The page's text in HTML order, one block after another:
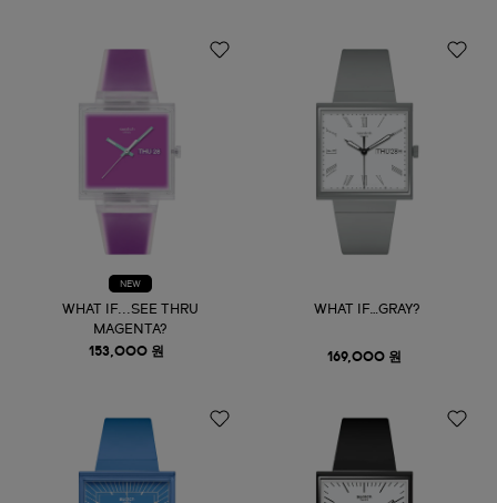
NEW
WHAT IF...SEE THRU
MAGENTA?
153,000 원
WHAT IF…GRAY?
169,000 원